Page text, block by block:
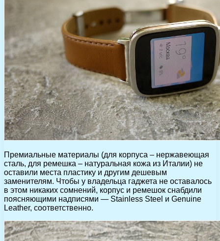
Премиальные материалы (для корпуса – нержавеющая
сталь, для ремешка – натуральная кожа из Италии) не
оставили места пластику и другим дешевым
заменителям. Чтобы у владельца гаджета не оставалось
в этом никаких сомнений, корпус и ремешок снабдили
поясняющими надписями — Stainless Steel и Genuine
Leather, соответственно.